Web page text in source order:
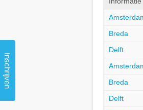
Breda
Delft
Breda
Delft
Inschrijven